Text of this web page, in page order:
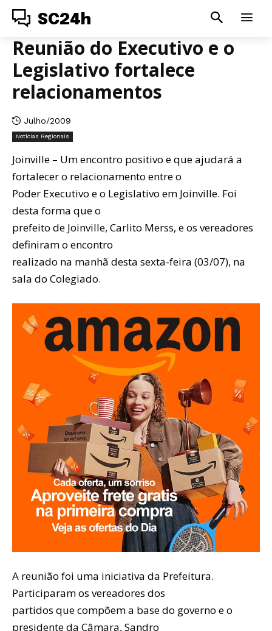
SC24h
Reunião do Executivo e o
Legislativo fortalece
relacionamentos
Julho/2009
Notícias Regionais
Joinville – Um encontro positivo e que ajudará a
fortalecer o relacionamento entre o
Poder Executivo e o Legislativo em Joinville. Foi
desta forma que o
prefeito de Joinville, Carlito Merss, e os vereadores
definiram o encontro
realizado na manhã desta sexta-feira (03/07), na
sala do Colegiado.
A reunião foi uma iniciativa da Prefeitura.
Participaram os vereadores dos
partidos que compõem a base do governo e o
presidente da Câmara, Sandro